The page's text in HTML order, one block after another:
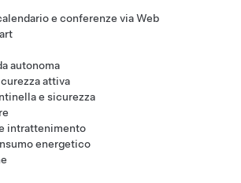
e conferenze via Web
autonoma
attiva
e sicurezza
intrattenimento
energetico